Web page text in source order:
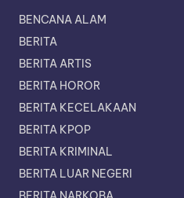
BENCANA ALAM
BERITA
BERITA ARTIS
BERITA HOROR
BERITA KECELAKAAN
BERITA KPOP
BERITA KRIMINAL
BERITA LUAR NEGERI